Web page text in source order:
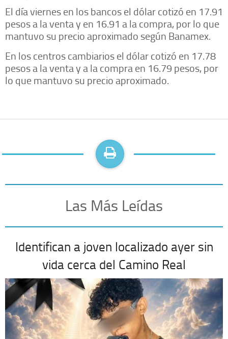
El día viernes en los bancos el dólar cotizó en 17.91
pesos a la venta y en 16.91 a la compra, por lo que
mantuvo su precio aproximado según Banamex.
En los centros cambiarios el dólar cotizó en 17.78
pesos a la venta y a la compra en 16.79 pesos, por
lo que mantuvo su precio aproximado.
Las Más Leídas
Identifican a joven localizado ayer sin
vida cerca del Camino Real